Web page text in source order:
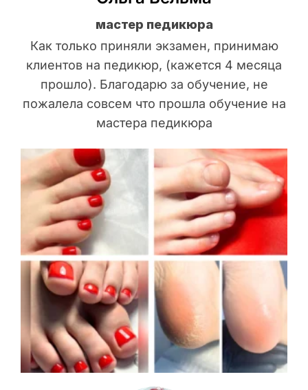
мастер педикюра
Как только приняли экзамен, принимаю
клиентов на педикюр, (кажется 4 месяца
прошло). Благодарю за обучение, не
пожалела совсем что прошла обучение на
мастера педикюра